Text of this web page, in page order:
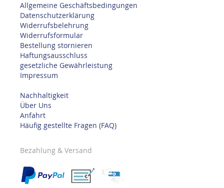
Allgemeine Geschäftsbedingungen
Datenschutzerklärung
Widerrufsbelehrung
Widerrufsformular
Bestellung stornieren
Haftungsausschluss
gesetzliche Gewährleistung
Impressum
Nachhaltigkeit
Über Uns
Anfahrt
Häufig gestellte Fragen (FAQ)
Bezahlung & Versand